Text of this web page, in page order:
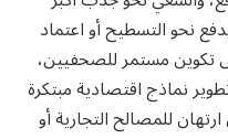
نحو التسطيح أو اعتماد
تكوين مستمر للصحفيين،
نماذج اقتصادية مبتكرة
للمصالح التجارية أو